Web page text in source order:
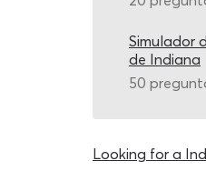
Simulador
de Indiana
50
Looking for a